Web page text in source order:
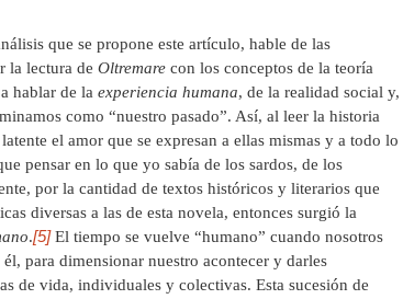
que se propone este artículo, hable de las
la lectura de Oltremare con los conceptos de la teoría
hablar de la experiencia humana, de la realidad social y,
como “nuestro pasado”. Así, al leer la historia
el amor que se expresan a ellas mismas y a todo lo
pensar en lo que yo sabía de los sardos, de los
por la cantidad de textos históricos y literarios que
diversas a las de esta novela, entonces surgió la
.[5]El tiempo se vuelve “humano” cuando nosotros
para dimensionar nuestro acontecer y darles
de vida, individuales y colectivas. Esta sucesión de